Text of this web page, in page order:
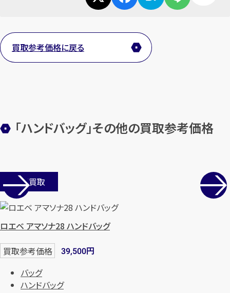
分！今すぐ査定金額をお伝えいたします
まずはお電話で無料査定
【総合受付】24時間・年中無休(年末年始除く)
買取参考価格に戻る
「ハンドバッグ」その他の買取参考価格
店舗買取
ロエベ アマソナ28 ハンドバッグ
買取参考価格 39,500円
バッグ
ハンドバッグ